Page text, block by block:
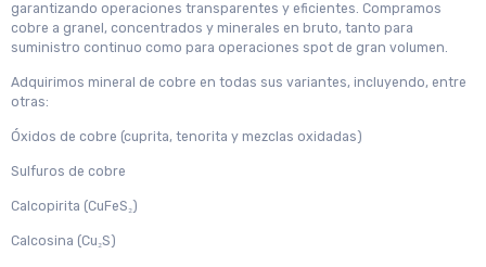
garantizando operaciones transparentes y eficientes. Compramos
cobre a granel, concentrados y minerales en bruto, tanto para
suministro continuo como para operaciones spot de gran volumen.
Adquirimos mineral de cobre en todas sus variantes, incluyendo, entre
otras:
Óxidos de cobre (cuprita, tenorita y mezclas oxidadas)
Sulfuros de cobre
Calcopirita (CuFeS₂)
Calcosina (Cu₂S)